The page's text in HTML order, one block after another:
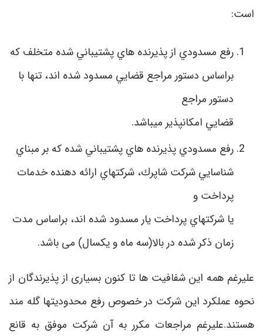
است:
رفع مسدودي از پذيرنده هاي پشتيباني شده متخلف كه
براساس دستور مراجع قضايي مسدود شده اند، تنها با
دستور مراجع
قضايي امكانپذير ميباشد.
رفع مسدودي پذيرنده هاي پشتيباني شده كه بر مبناي
شناسايي شركت شاپرك، شركتهاي ارائه دهنده خدمات
پرداخت و
يا شركتهاي پرداخت يار مسدود شده اند، براساس مدت
زمان ذکر شده در بالا(سه ماه و یکسال) می باشد.
علیرغم همه این شفافیت ها تا کنون بسیاری از پذیرندگان از
نحوه عملکرد این شرکت در خصوص رفع محدودیتها گله مند
هستند.علیرغم مراجعات مکرر به آن شرکت موفق به قانع